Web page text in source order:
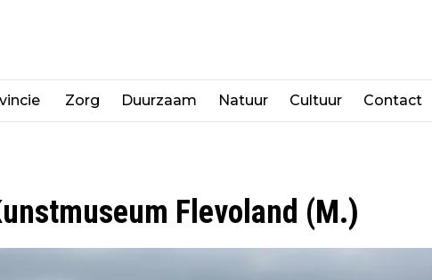
Zorg Duurzaam Natuur Cultuur Contact
Flevoland (M.)